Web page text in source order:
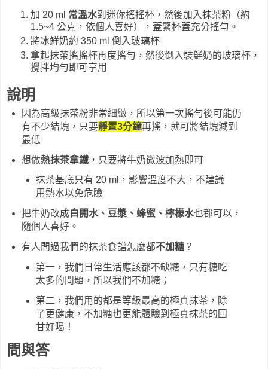
加 20 ml 常溫水到迷你搖搖杯，然後加入抹茶粉（約
1.5~4 公克，依個人喜好），蓋緊杯蓋充分搖勻。
將冰鮮奶約 350 ml 倒入玻璃杯
拿起抹茶搖搖杯再度搖勻，然後倒入裝鮮奶的玻璃杯，
攪拌均勻即可享用
說明
因為高級抹茶粉非常細緻，所以第一次搖勻後可能仍
有不少結塊，只要靜置3分鐘再搖，就可將結塊減到
最低
想做熱抹茶拿鐵，只要將牛奶微波加熱即可
抹茶基底只有 20 ml，影響溫度不大，不建議
用熱水以免危險
把牛奶改成白開水、豆漿、蜂蜜、檸檬水也都可以，
隨個人喜好。
有人問過我們的抹茶食譜怎麼都不加糖？
第一，我們日常生活應該都不缺糖，只有糖吃
太多的問題，所以我們不加糖；
第二，我們用的都是等級最高的極真抹茶，除
了更健康，不加糖也更能體驗到極真抹茶的回
甘好喝！
問與答